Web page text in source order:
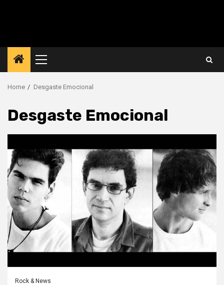
Primary
Menu
Home Desgaste Emocional
Desgaste Emocional
Rock & News